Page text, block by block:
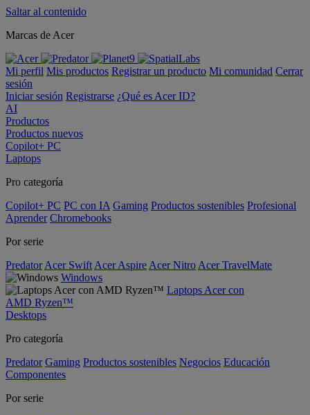
Saltar al contenido
Marcas de Acer
Mi perfil Mis productos Registrar un producto Mi comunidad Cerrar
sesión
Iniciar sesión Registrarse ¿Qué es Acer ID?
AI
Productos
Productos nuevos
Copilot+ PC
Laptops
Pro categoría
Copilot+ PC PC con IA Gaming Productos sostenibles Profesional
Aprender Chromebooks
Por serie
Predator Acer Swift Acer Aspire Acer Nitro Acer TravelMate
Windows
Laptops Acer con
AMD Ryzen™
Desktops
Pro categoría
Predator Gaming Productos sostenibles Negocios Educación
Componentes
Por serie